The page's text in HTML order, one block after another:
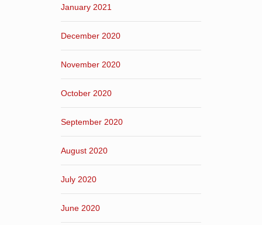
January 2021
December 2020
November 2020
October 2020
September 2020
August 2020
July 2020
June 2020